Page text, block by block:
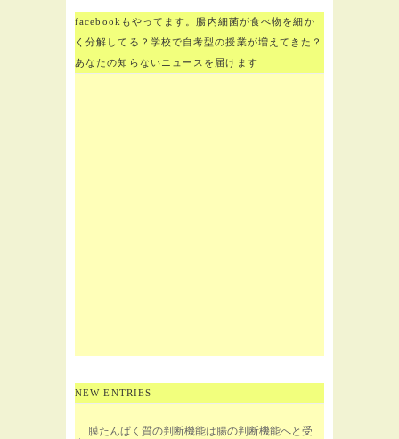
facebookもやってます。腸内細菌が食べ物を細か
く分解してる？学校で自考型の授業が増えてきた？
あなたの知らないニュースを届けます
NEW ENTRIES
膜たんぱく質の判断機能は腸の判断機能へと受